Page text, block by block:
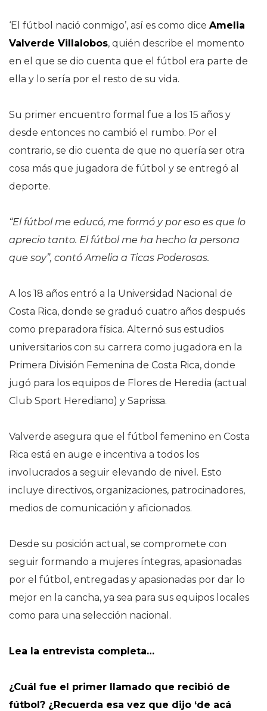
‘El fútbol nació conmigo’, así es como dice Amelia
Valverde Villalobos, quién describe el momento
en el que se dio cuenta que el fútbol era parte de
ella y lo sería por el resto de su vida.
Su primer encuentro formal fue a los 15 años y
desde entonces no cambió el rumbo. Por el
contrario, se dio cuenta de que no quería ser otra
cosa más que jugadora de fútbol y se entregó al
deporte.
“El fútbol me educó, me formó y por eso es que lo
aprecio tanto. El fútbol me ha hecho la persona
que soy”, contó Amelia a Ticas Poderosas.
A los 18 años entró a la Universidad Nacional de
Costa Rica, donde se graduó cuatro años después
como preparadora física. Alternó sus estudios
universitarios con su carrera como jugadora en la
Primera División Femenina de Costa Rica, donde
jugó para los equipos de Flores de Heredia (actual
Club Sport Herediano) y Saprissa.
Valverde asegura que el fútbol femenino en Costa
Rica está en auge e incentiva a todos los
involucrados a seguir elevando de nivel. Esto
incluye directivos, organizaciones, patrocinadores,
medios de comunicación y aficionados.
Desde su posición actual, se compromete con
seguir formando a mujeres íntegras, apasionadas
por el fútbol, entregadas y apasionadas por dar lo
mejor en la cancha, ya sea para sus equipos locales
como para una selección nacional.
Lea la entrevista completa…
¿Cuál fue el primer llamado que recibió de
fútbol? ¿Recuerda esa vez que dijo ‘de acá